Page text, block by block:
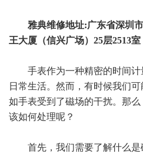
雅典维修地址:广东省深圳市
王大厦（信兴广场）25层2513室
手表作为一种精密的时间计
日常生活。然而，有时候我们
如手表受到了磁场的干扰。那
该如何处理呢？
首先，我们需要了解什么是